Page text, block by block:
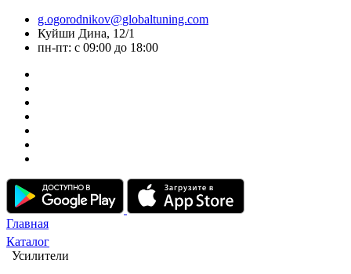
g.ogorodnikov@globaltuning.com
Куйши Дина, 12/1
пн-пт: с 09:00 до 18:00
Главная
Каталог
Усилители